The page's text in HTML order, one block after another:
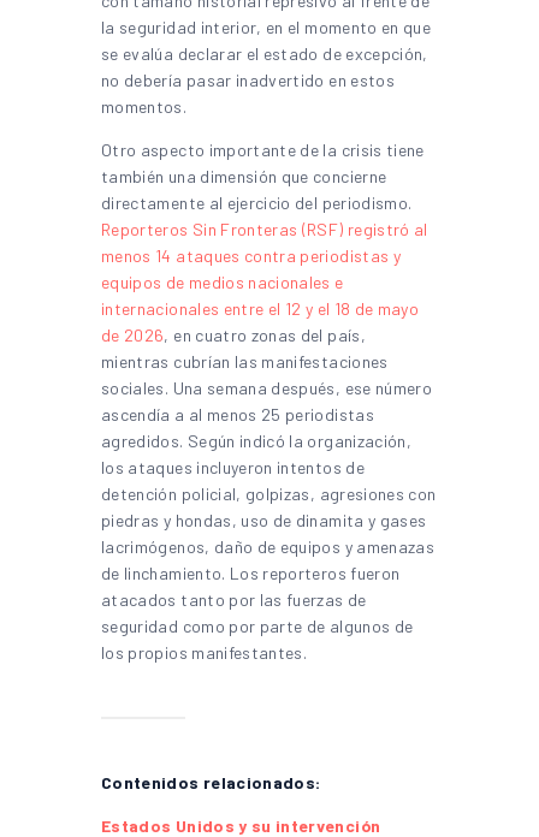
la seguridad interior, en el momento en que
se evalúa declarar el estado de excepción,
no debería pasar inadvertido en estos
momentos.
Otro aspecto importante de la crisis tiene
también una dimensión que concierne
directamente al ejercicio del periodismo.
Reporteros Sin Fronteras (RSF) registró al
menos 14 ataques contra periodistas y
equipos de medios nacionales e
internacionales entre el 12 y el 18 de mayo
de 2026, en cuatro zonas del país,
mientras cubrían las manifestaciones
sociales. Una semana después, ese número
ascendía a al menos 25 periodistas
agredidos. Según indicó la organización,
los ataques incluyeron intentos de
detención policial, golpizas, agresiones con
piedras y hondas, uso de dinamita y gases
lacrimógenos, daño de equipos y amenazas
de linchamiento. Los reporteros fueron
atacados tanto por las fuerzas de
seguridad como por parte de algunos de
los propios manifestantes.
Contenidos relacionados:
Estados Unidos y su intervención